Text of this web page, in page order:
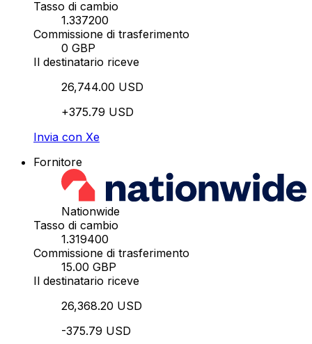
Tasso di cambio
1.337200
Commissione di trasferimento
0 GBP
Il destinatario riceve
26,744.00 USD
+375.79 USD
Invia con Xe
Fornitore
Nationwide
Tasso di cambio
1.319400
Commissione di trasferimento
15.00 GBP
Il destinatario riceve
26,368.20 USD
-375.79 USD